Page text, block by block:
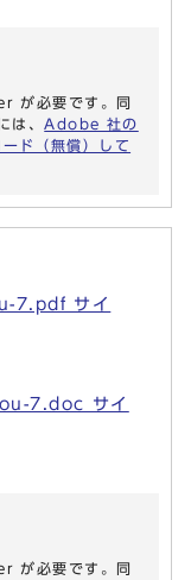
が必要です。同
は、 Adobe 社の
ド（無償）して
7.pdf サイ
7.doc サイ
が必要です。同